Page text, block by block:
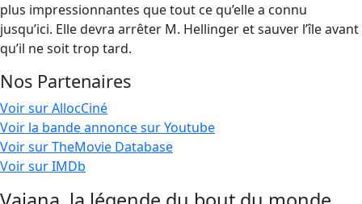
plus impressionnantes que tout ce qu’elle a connu
jusqu’ici. Elle devra arrêter M. Hellinger et sauver l’île avant
qu’il ne soit trop tard.
Nos Partenaires
Voir sur AllocCiné
Voir la bande annonce sur Youtube
Voir sur TheMovie Database
Voir sur IMDb